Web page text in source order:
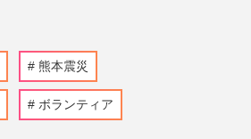
熊本震災
ボランティア